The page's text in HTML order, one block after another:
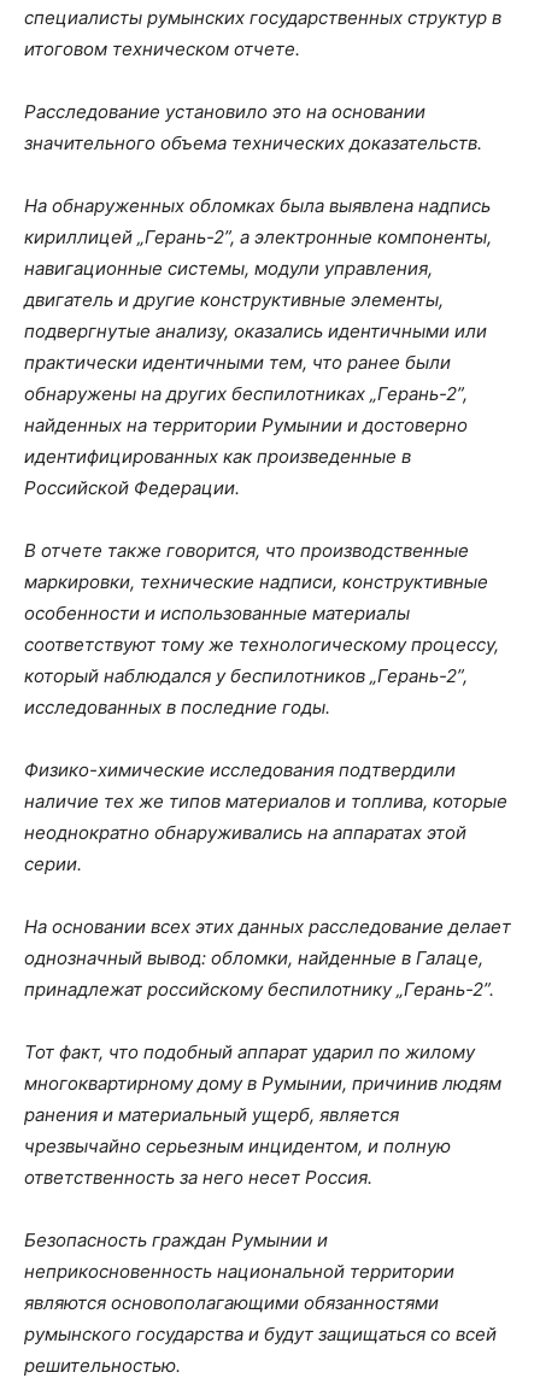
специалисты румынских государственных структур в
итоговом техническом отчете.
Расследование установило это на основании
значительного объема технических доказательств.
На обнаруженных обломках была выявлена надпись
кириллицей „Герань-2”, а электронные компоненты,
навигационные системы, модули управления,
двигатель и другие конструктивные элементы,
подвергнутые анализу, оказались идентичными или
практически идентичными тем, что ранее были
обнаружены на других беспилотниках „Герань-2”,
найденных на территории Румынии и достоверно
идентифицированных как произведенные в
Российской Федерации.
В отчете также говорится, что производственные
маркировки, технические надписи, конструктивные
особенности и использованные материалы
соответствуют тому же технологическому процессу,
который наблюдался у беспилотников „Герань-2”,
исследованных в последние годы.
Физико-химические исследования подтвердили
наличие тех же типов материалов и топлива, которые
неоднократно обнаруживались на аппаратах этой
серии.
На основании всех этих данных расследование делает
однозначный вывод: обломки, найденные в Галаце,
принадлежат российскому беспилотнику „Герань-2”.
Тот факт, что подобный аппарат ударил по жилому
многоквартирному дому в Румынии, причинив людям
ранения и материальный ущерб, является
чрезвычайно серьезным инцидентом, и полную
ответственность за него несет Россия.
Безопасность граждан Румынии и
неприкосновенность национальной территории
являются основополагающими обязанностями
румынского государства и будут защищаться со всей
решительностью.